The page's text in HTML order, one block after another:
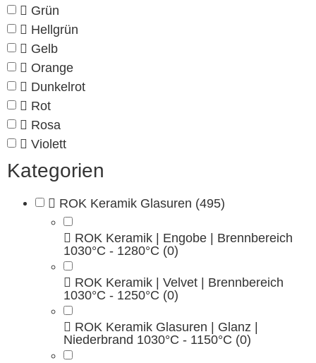
Grün
Hellgrün
Gelb
Orange
Dunkelrot
Rot
Rosa
Violett
Kategorien
ROK Keramik Glasuren (495)
ROK Keramik | Engobe | Brennbereich
1030°C - 1280°C (0)
ROK Keramik | Velvet | Brennbereich
1030°C - 1250°C (0)
ROK Keramik Glasuren | Glanz |
Niederbrand 1030°C - 1150°C (0)